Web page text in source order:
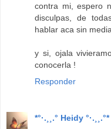
contra mi, espero
disculpas, de
hablar aca sin
y si, ojala
conocerla !
Responder
*°·.¸¸.° Heidy °·.¸¸.°*